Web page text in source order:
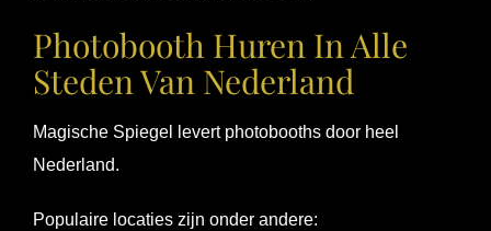
Photobooth Huren In Alle
Steden Van Nederland
Magische Spiegel levert photobooths door heel
Nederland.
Populaire locaties zijn onder andere: